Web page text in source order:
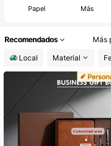
Papel Más
Recomendados Más
Local
Material